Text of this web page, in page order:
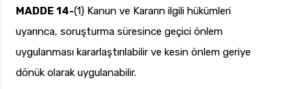
MADDE 14-(1) Kanun ve Kararın ilgili hükümleri
uyarınca, soruşturma süresince geçici önlem
uygulanması kararlaştırılabilir ve kesin önlem geriye
dönük olarak uygulanabilir.